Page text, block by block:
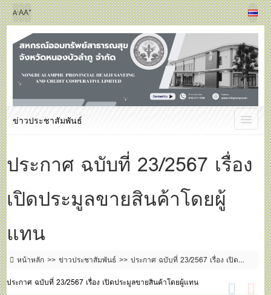
A-AA+
ข่าวประชาสัมพันธ์
ประกาศ ฉบับที่ 23/2567 เรื่อง
เปิดประมูลขายสินค้าโดยผู้
แทน
หน้าหลัก ข่าวประชาสัมพันธ์
ประกาศ ฉบับที่ 23/2567 เรื่อง เปิด
ประกาศ ฉบับที่ 23/2567 เรื่อง เปิดประมูลขายสินค้าโดยผู้แทน